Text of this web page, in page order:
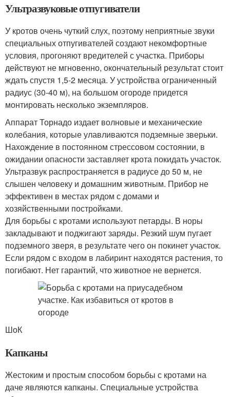
Ультразвуковые отпугиватели
У кротов очень чуткий слух, поэтому неприятные звуки
специальных отпугивателей создают некомфортные
условия, прогоняют вредителей с участка. Приборы
действуют не мгновенно, окончательный результат стоит
ждать спустя 1,5-2 месяца. У устройства ограниченный
радиус (30-40 м), на большом огороде придется
монтировать несколько экземпляров.
Аппарат Торнадо издает волновые и механические
колебания, которые улавливаются подземные зверьки.
Нахождение в постоянном стрессовом состоянии, в
ожидании опасности заставляет крота покидать участок.
Ультразвук распространяется в радиусе до 50 м, не
слышен человеку и домашним животным. Прибор не
эффективен в местах рядом с домами и
хозяйственными постройками.
Для борьбы с кротами используют петарды. В норы
закладывают и поджигают заряды. Резкий шум пугает
подземного зверя, в результате чего он покинет участок.
Если рядом с входом в лабиринт находятся растения, то
погибают. Нет гарантий, что животное не вернется.
ШоК
Капканы
Жестоким и простым способом борьбы с кротами на
даче являются капканы. Специальные устройства